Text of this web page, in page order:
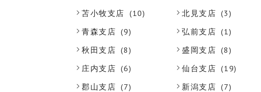
苫小牧支店 (10) 北見支店 (3)
青森支店 (9) 弘前支店 (1)
秋田支店 (8) 盛岡支店 (8)
庄内支店 (6) 仙台支店 (19)
郡山支店 (7) 新潟支店 (7)